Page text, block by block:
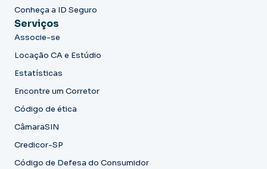
Conheça a ID Seguro
Serviços
Associe-se
Locação CA e Estúdio
Estatísticas
Encontre um Corretor
Código de ética
CâmaraSIN
Credicor-SP
Código de Defesa do Consumidor